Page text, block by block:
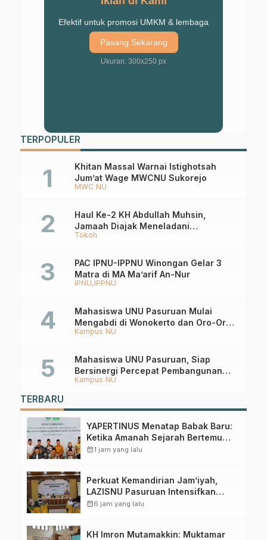
Efektif untuk promosi UMKM & lembaga
Pasang Sekarang
Ukuran: 300x250 px
TERPOPULER
MWC NU
Khitan Massal Warnai Istighotsah
Jum’at Wage MWCNU Sukorejo
Tokoh
Haul Ke-2 KH Abdullah Muhsin,
Jamaah Diajak Meneladani
Keistiqamahan
IPNU IPPNU
PAC IPNU-IPPNU Winongan Gelar 3
Matra di MA Ma’arif An-Nur
Kampus NU
Mahasiswa UNU Pasuruan Mulai
Mengabdi di Wonokerto dan Oro-Oro
Ombo Wetan Berikut Programnya
Kampus NU
Mahasiswa UNU Pasuruan, Siap
Bersinergi Percepat Pembangunan
Desa Toyaning
TERBARU
YAPERTINUS Menatap Babak Baru:
Ketika Amanah Sejarah Bertemu
Ekosistem PTNU
calendar_month1 jam yang lalu
Perkuat Kemandirian Jam’iyah,
LAZISNU Pasuruan Intensifkan
Gerakan Koin NU
calendar_month6 jam yang lalu
KH Imron Mutamakkin: Muktamar